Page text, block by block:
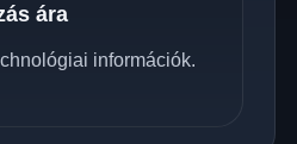
ára
információk.